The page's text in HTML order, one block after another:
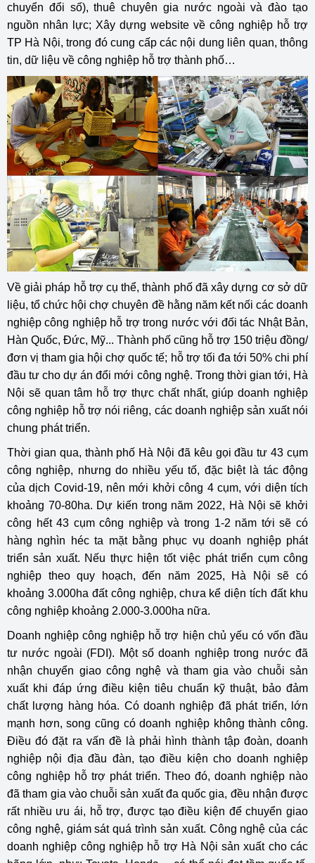
chuyển đổi số), thuê chuyên gia nước ngoài và đào tạo
nguồn nhân lực; Xây dựng website về công nghiệp hỗ trợ
TP Hà Nội, trong đó cung cấp các nội dung liên quan, thông
tin, dữ liệu về công nghiệp hỗ trợ thành phố…
Về giải pháp hỗ trợ cụ thể, thành phố đã xây dựng cơ sở dữ
liệu, tổ chức hội chợ chuyên đề hằng năm kết nối các doanh
nghiệp công nghiệp hỗ trợ trong nước với đối tác Nhật Bản,
Hàn Quốc, Đức, Mỹ... Thành phố cũng hỗ trợ 150 triệu đồng/
đơn vị tham gia hội chợ quốc tế; hỗ trợ tối đa tới 50% chi phí
đầu tư cho dự án đổi mới công nghệ. Trong thời gian tới, Hà
Nội sẽ quan tâm hỗ trợ thực chất nhất, giúp doanh nghiệp
công nghiệp hỗ trợ nói riêng, các doanh nghiệp sản xuất nói
chung phát triển.
Thời gian qua, thành phố Hà Nội đã kêu gọi đầu tư 43 cụm
công nghiệp, nhưng do nhiều yếu tố, đặc biệt là tác động
của dịch Covid-19, nên mới khởi công 4 cụm, với diện tích
khoảng 70-80ha. Dự kiến trong năm 2022, Hà Nội sẽ khởi
công hết 43 cụm công nghiệp và trong 1-2 năm tới sẽ có
hàng nghìn héc ta mặt bằng phục vụ doanh nghiệp phát
triển sản xuất. Nếu thực hiện tốt việc phát triển cụm công
nghiệp theo quy hoạch, đến năm 2025, Hà Nội sẽ có
khoảng 3.000ha đất công nghiệp, chưa kể diện tích đất khu
công nghiệp khoảng 2.000-3.000ha nữa.
Doanh nghiệp công nghiệp hỗ trợ hiện chủ yếu có vốn đầu
tư nước ngoài (FDI). Một số doanh nghiệp trong nước đã
nhận chuyển giao công nghệ và tham gia vào chuỗi sản
xuất khi đáp ứng điều kiện tiêu chuẩn kỹ thuật, bảo đảm
chất lượng hàng hóa. Có doanh nghiệp đã phát triển, lớn
mạnh hơn, song cũng có doanh nghiệp không thành công.
Điều đó đặt ra vấn đề là phải hình thành tập đoàn, doanh
nghiệp nội địa đầu đàn, tạo điều kiện cho doanh nghiệp
công nghiệp hỗ trợ phát triển. Theo đó, doanh nghiệp nào
đã tham gia vào chuỗi sản xuất đa quốc gia, đều nhận được
rất nhiều ưu ái, hỗ trợ, được tạo điều kiện để chuyển giao
công nghệ, giám sát quá trình sản xuất. Công nghệ của các
doanh nghiệp công nghiệp hỗ trợ Hà Nội sản xuất cho các